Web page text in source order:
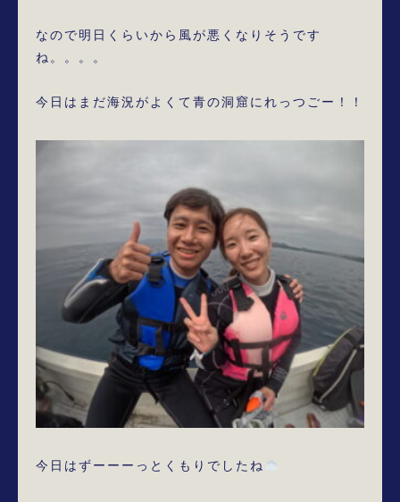
なので明日くらいから風が悪くなりそうです
ね。。。。
今日はまだ海況がよくて青の洞窟にれっつごー！！
今日はずーーーっとくもりでしたね